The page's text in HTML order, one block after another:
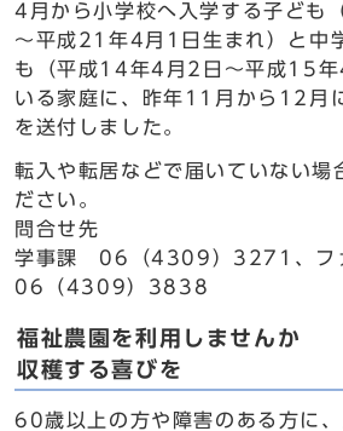
4月から小学校へ入学する子ども
～平成21年4月1日生まれ）と中
も（平成14年4月2日～平成15年
いる家庭に、昨年11月から12月
を送付しました。
転入や転居などで届いていない場
ださい。
問合せ先
学事課 06（4309）3271、フ
06（4309）3838
福祉農園を利用しませんか
収穫する喜びを
60歳以上の方や障害のある方に